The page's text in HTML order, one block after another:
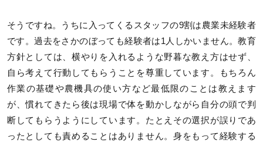
そうですね。うちに入ってくるスタッフの9割は農業未経験者
です。過去をさかのぼっても経験者は1人しかいません。教育
方針としては、横やりを入れるような野暮な教え方はせず、
自ら考えて行動してもらうことを尊重しています。もちろん
作業の基礎や農機具の使い方など最低限のことは教えます
が、慣れてきたら後は現場で体を動かしながら自分の頭で判
断してもらうようにしています。たとえその選択が誤りであ
ったとしても責めることはありません。身をもって経験する